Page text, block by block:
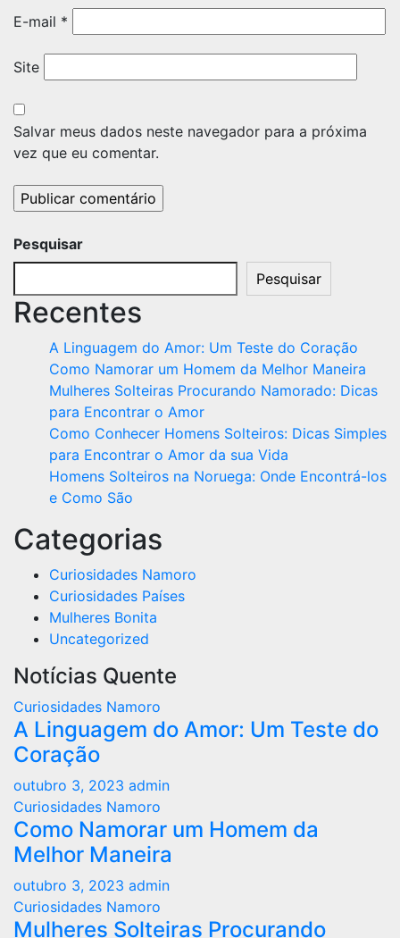
E-mail *
Site
Salvar meus dados neste navegador para a próxima
vez que eu comentar.
Pesquisar
Pesquisar
Recentes
A Linguagem do Amor: Um Teste do Coração
Como Namorar um Homem da Melhor Maneira
Mulheres Solteiras Procurando Namorado: Dicas
para Encontrar o Amor
Como Conhecer Homens Solteiros: Dicas Simples
para Encontrar o Amor da sua Vida
Homens Solteiros na Noruega: Onde Encontrá-los
e Como São
Categorias
Curiosidades Namoro
Curiosidades Países
Mulheres Bonita
Uncategorized
Notícias Quente
Curiosidades Namoro
A Linguagem do Amor: Um Teste do
Coração
outubro 3, 2023 admin
Curiosidades Namoro
Como Namorar um Homem da
Melhor Maneira
outubro 3, 2023 admin
Curiosidades Namoro
Mulheres Solteiras Procurando